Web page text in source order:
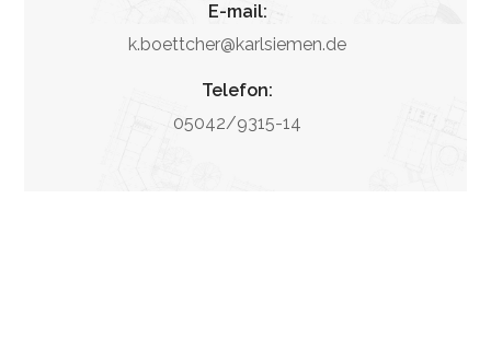
E-mail:
k.boettcher@karlsiemen.de
Telefon:
05042/9315-14